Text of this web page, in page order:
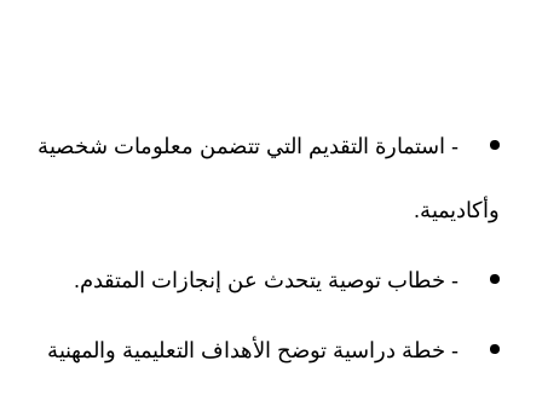
- استمارة التقديم التي تتضمن معلومات شخصية
وأكاديمية.
- خطاب توصية يتحدث عن إنجازات المتقدم.
- خطة دراسية توضح الأهداف التعليمية والمهنية